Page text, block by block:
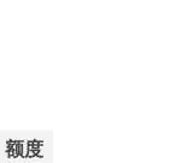
额度